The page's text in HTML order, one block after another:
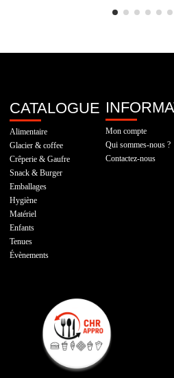
CATALOGUE
Alimentaire
Glacier & coffee
Crêperie & Gaufre
Snack & Burger
Emballages
Hygiène
Matériel
Enfants
Tenues
Évènements
Mon compte
Qui sommes-nous ?
Contactez-nous